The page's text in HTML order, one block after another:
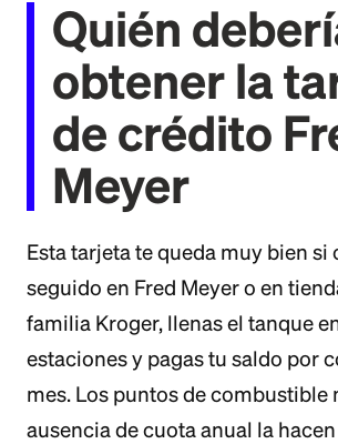
Quién
obtener la
de crédito
Meyer
Esta tarjeta te queda muy bien si
seguido en Fred Meyer o en
familia Kroger, llenas el tanque
estaciones y pagas tu saldo por
mes. Los puntos de combustible
ausencia de cuota anual la